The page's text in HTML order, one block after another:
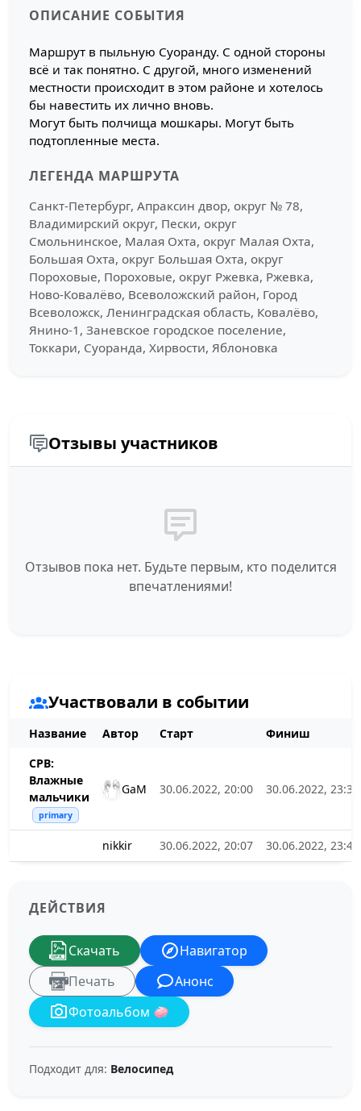
ОПИСАНИЕ СОБЫТИЯ
Маршрут в пыльную Суоранду. С одной стороны
всё и так понятно. С другой, много изменений
местности происходит в этом районе и хотелось
бы навестить их лично вновь.
Могут быть полчища мошкары. Могут быть
подтопленные места.
ЛЕГЕНДА МАРШРУТА
Санкт-Петербург, Апраксин двор, округ № 78,
Владимирский округ, Пески, округ
Смольнинское, Малая Охта, округ Малая Охта,
Большая Охта, округ Большая Охта, округ
Пороховые, Пороховые, округ Ржевка, Ржевка,
Ново-Ковалёво, Всеволожский район, Город
Всеволожск, Ленинградская область, Ковалёво,
Янино-1, Заневское городское поселение,
Токкари, Суоранда, Хирвости, Яблоновка
Отзывы участников
Отзывов пока нет. Будьте первым, кто поделится
впечатлениями!
Участвовали в событии
Название Автор Старт
Финиш
СРВ:
Влажные
мальчики
primary
GaM 30.06.2022, 20:00 30.06.2022, 23:39
nikkir 30.06.2022, 20:07 30.06.2022, 23:40
ДЕЙСТВИЯ
Скачать
Навигатор
Печать
Анонс
Фотоальбом 🧼
Подходит для: Велосипед